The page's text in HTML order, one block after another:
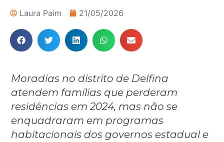
Laura Paim 21/05/2026
Moradias no distrito de Delfina
atendem famílias que perderam
residências em 2024, mas não se
enquadraram em programas
habitacionais dos governos estadual e